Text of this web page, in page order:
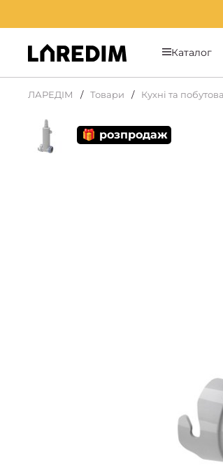
Каталог
ЛАРЕДІМ Товари Кухні та
🎁 розпродаж